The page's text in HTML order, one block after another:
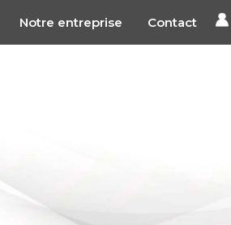
Notre entreprise Contact